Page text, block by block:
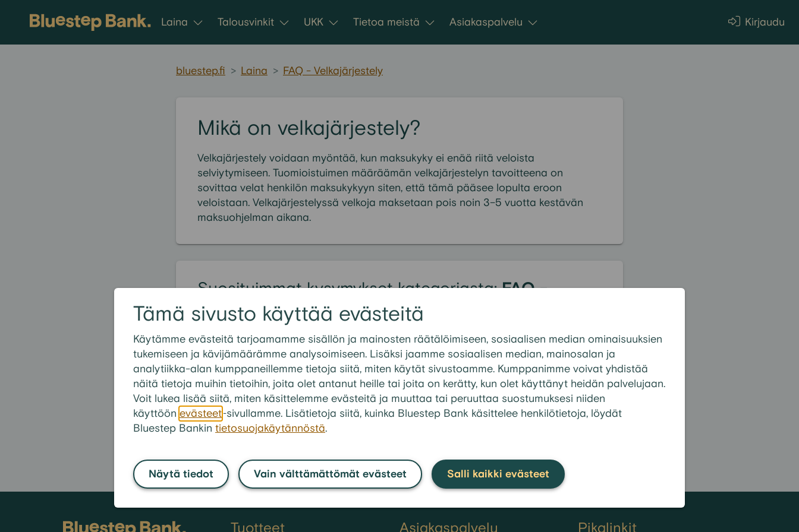
Tämä sivusto käyttää evästeitä
Käytämme evästeitä tarjoamamme sisällön ja mainosten räätälöimiseen, sosiaalisen median ominaisuuksien
tukemiseen ja kävijämäärämme analysoimiseen. Lisäksi jaamme sosiaalisen median, mainosalan ja
analytiikka-alan kumppaneillemme tietoja siitä, miten käytät sivustoamme. Kumppanimme voivat yhdistää
näitä tietoja muihin tietoihin, joita olet antanut heille tai joita on kerätty, kun olet käyttänyt heidän palvelujaan.
Voit lukea lisää siitä, miten käsittelemme evästeitä ja muuttaa tai peruuttaa suostumuksesi niiden
käyttöön evästeet-sivullamme. Lisätietoja siitä, kuinka Bluestep Bank käsittelee henkilötietoja, löydät
Bluestep Bankin tietosuojakäytännöstä.
Näytä tiedot Vain välttämättömät evästeet Salli kaikki evästeet
Siirry sisältöön
Laina Talousvinkit UKK Tietoa meistä Asiakaspalvelu Kirjaudu
bluestep.fi > Laina > FAQ - Velkajärjestely
Mikä on velkajärjestely?
Velkajärjestely voidaan myöntää, kun maksukyky ei enää riitä veloista
selviytymiseen. Tuomioistuimen määräämän velkajärjestelyn tavoitteena on
sovittaa velat henkilön maksukykyyn siten, että tämä pääsee lopulta eroon
veloistaan. Velkajärjestelyssä velkoja maksetaan pois noin 3–5 vuotta kestävän
maksuohjelman aikana.
Suosituimmat kysymykset kategoriasta:FAQ -
Velkajärjestely
Miten velkajärjestelyn jälkeen voi välttää uuden ylivelkaantumisen?
Voiko velkajärjestelyyn sisältyä kaikki velat, myös ulosotossa olevat?
Voiko yrittäjä hakeutua velkajärjestelyyn?
Voidaanko velkajärjestely hylätä ja millä perusteilla?
Mitä tapahtuu, jos en pysty noudattamaan velkajärjestelyn maksuohjelmaa?
Tuotteet Asiakaspalvelu Pikalinkit